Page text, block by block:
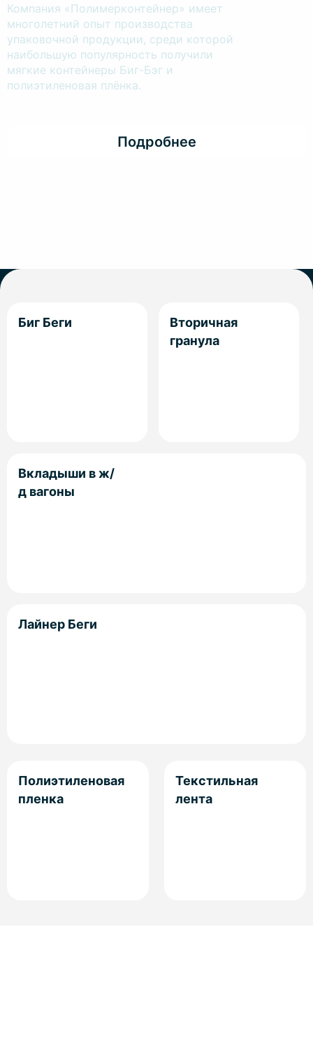
Компания «Полимерконтейнер» имеет
многолетний опыт производства
упаковочной продукции, среди которой
наибольшую популярность получили
мягкие контейнеры Биг-Бэг и
полиэтиленовая плёнка.
Подробнее
Биг Беги
Вторичная
гранула
Вкладыши в ж/
д вагоны
Лайнер Беги
Полиэтиленовая
пленка
Текстильная
лента